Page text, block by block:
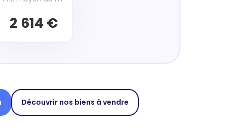
2 614 €
Découvrir nos biens à vendre